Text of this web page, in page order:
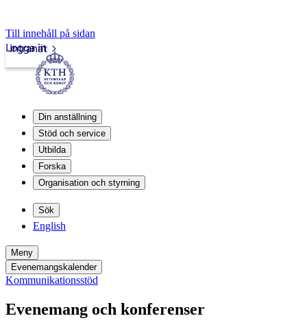
Till innehåll på sidan
Intranät
Logga in
Din anställning
Stöd och service
Utbilda
Forska
Organisation och styrning
Sök
English
Meny
Evenemangskalender
Kommunikationsstöd
Evenemang och konferenser